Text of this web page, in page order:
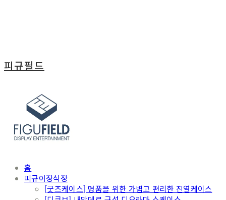
피규필드
홈
피규어장식장
[굿즈케이스] 명품을 위한 가볍고 편리한 진열케이스